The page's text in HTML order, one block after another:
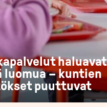
haluavat
luomua – kuntien
puuttuvat